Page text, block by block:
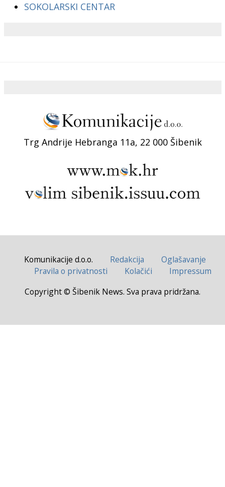
SOKOLARSKI CENTAR
Trg Andrije Hebranga 11a, 22 000 Šibenik
Komunikacije d.o.o. Redakcija
Oglašavanje
Pravila o privatnosti
Kolačići
Impressum
Copyright © Šibenik News. Sva prava pridržana.